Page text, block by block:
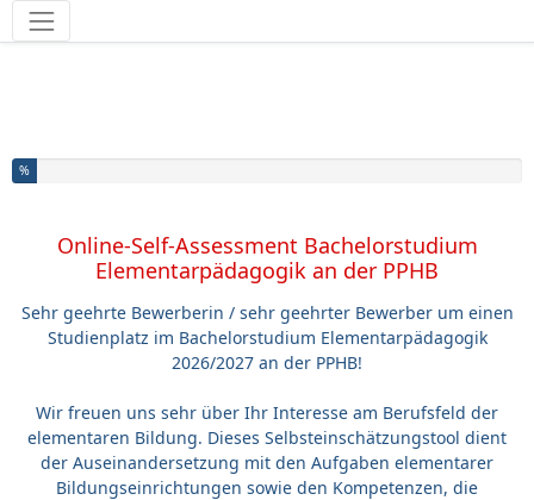
Werkzeuge
Sie haben % dieser Umfrage fertiggestellt.
%
Online-Self-Assessment Bachelorstudium
Elementarpädagogik an der PPHB
Sehr geehrte Bewerberin / sehr geehrter Bewerber um einen
Studienplatz im Bachelorstudium Elementarpädagogik
2026/2027 an der PPHB!
Wir freuen uns sehr über Ihr Interesse am Berufsfeld der
elementaren Bildung. Dieses Selbsteinschätzungstool dient
der Auseinandersetzung mit den Aufgaben elementarer
Bildungseinrichtungen sowie den Kompetenzen, die